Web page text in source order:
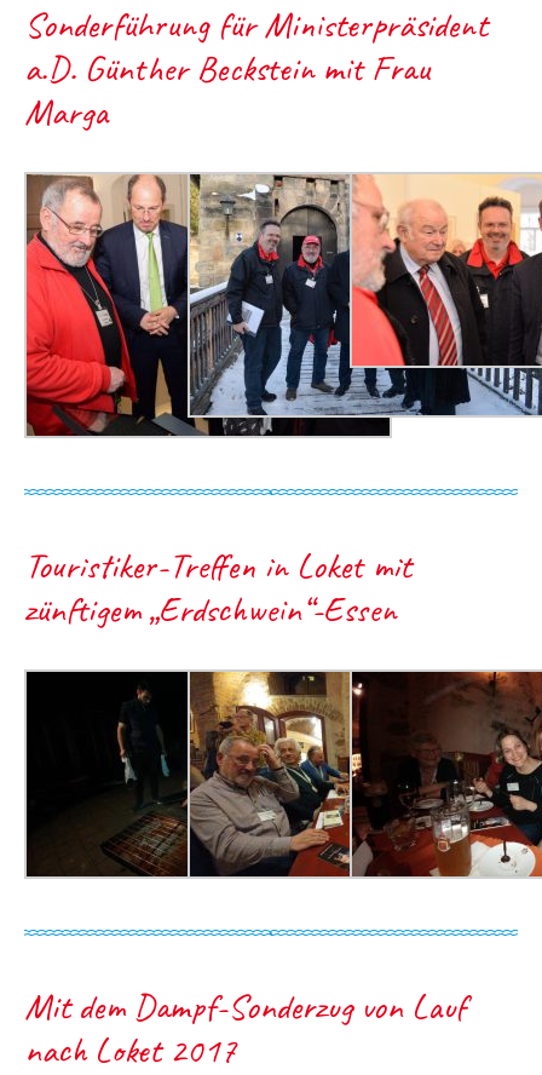
Sonderführung für Ministerpräsident
a.D. Günther Beckstein mit Frau
Marga
Touristiker-Treffen in Loket mit
zünftigem „Erdschwein“-Essen
Mit dem Dampf-Sonderzug von Lauf
nach Loket 2017